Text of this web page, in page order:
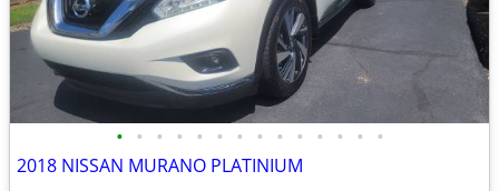
• • • • • • • • • • • • • •
2018 NISSAN MURANO PLATINIUM